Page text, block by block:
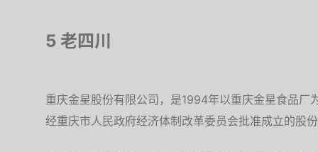
5 老四川
重庆金星股份有限公司，是1994年以重庆金星食品厂
经重庆市人民政府经济体制改革委员会批准成立的股